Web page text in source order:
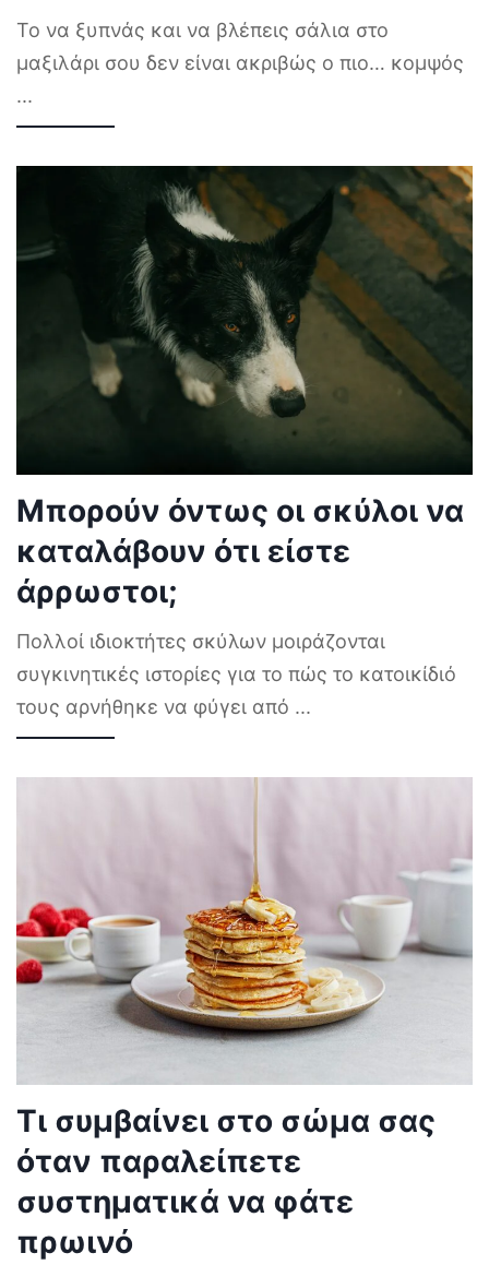
Το να ξυπνάς και να βλέπεις σάλια στο
μαξιλάρι σου δεν είναι ακριβώς ο πιο… κομψός
...
Μπορούν όντως οι σκύλοι να
καταλάβουν ότι είστε
άρρωστοι;
Πολλοί ιδιοκτήτες σκύλων μοιράζονται
συγκινητικές ιστορίες για το πώς το κατοικίδιό
τους αρνήθηκε να φύγει από ...
Τι συμβαίνει στο σώμα σας
όταν παραλείπετε
συστηματικά να φάτε
πρωινό